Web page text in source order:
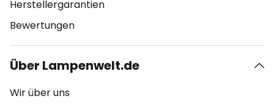
Herstellergarantien
Bewertungen
Über Lampenwelt.de
Wir über uns